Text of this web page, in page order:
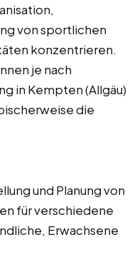
von sportlichen
konzentrieren.
je nach
in Kempten (Allgäu)
die
und Planung von
für verschiedene
Erwachsene